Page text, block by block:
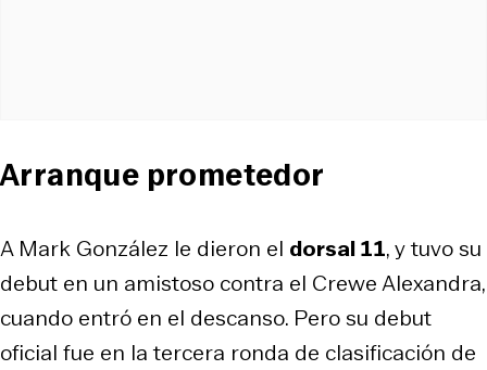
Arranque prometedor
A Mark González le dieron el dorsal 11, y tuvo su
debut en un amistoso contra el Crewe Alexandra,
cuando entró en el descanso. Pero su debut
oficial fue en la tercera ronda de clasificación de